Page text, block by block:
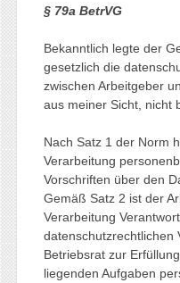
§ 79a BetrVG
Bekanntlich legte der
gesetzlich die
zwischen Arbeitgeber
aus meiner Sicht, nicht
Nach Satz 1 der Norm
Verarbeitung
Vorschriften über den
Gemäß Satz 2 ist der
Verarbeitung
datenschutzrechtlichen
Betriebsrat zur
liegenden Aufgaben